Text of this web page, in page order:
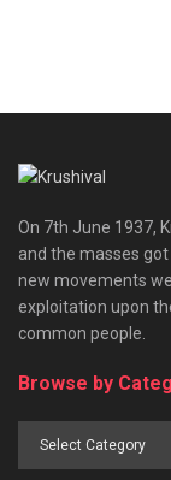
On 7th June 1937,
and the masses
new movements
exploitation upon
common people.
Browse by